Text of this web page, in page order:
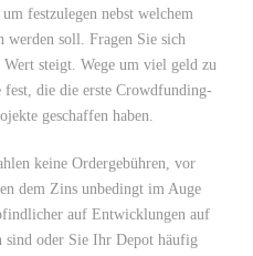
festzulegen nebst welchem
werden soll. Fragen Sie sich
Wert steigt. Wege um viel geld zu
fest, die die erste Crowdfunding-
geschaffen haben.
keine Ordergebühren, vor
dem Zins unbedingt im Auge
auf Entwicklungen auf
sind oder Sie Ihr Depot häufig